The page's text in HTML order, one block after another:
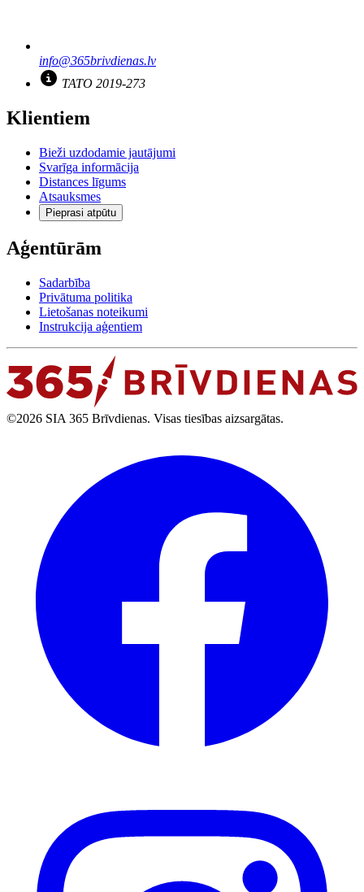
info@365brivdienas.lv
TATO 2019-273
Klientiem
Bieži uzdodamie jautājumi
Svarīga informācija
Distances līgums
Atsauksmes
Pieprasi atpūtu
Aģentūrām
Sadarbība
Privātuma politika
Lietošanas noteikumi
Instrukcija aģentiem
©2026 SIA 365 Brīvdienas. Visas tiesības aizsargātas.